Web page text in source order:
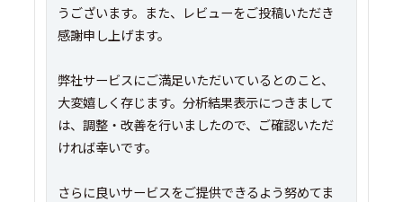
うございます。また、レビューをご投稿いただき
感謝申し上げます。
弊社サービスにご満足いただいているとのこと、
大変嬉しく存じます。分析結果表示につきまして
は、調整・改善を行いましたので、ご確認いただ
ければ幸いです。
さらに良いサービスをご提供できるよう努めてま